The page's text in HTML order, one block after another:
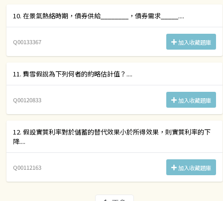
10. 在景氣熱絡時期，債券供給________，債券需求_____....
Q00133367 加入收藏題庫
11. 費雪假說為下列何者的約略估計值？....
Q00120833 加入收藏題庫
12. 假設實質利率對於儲蓄的替代效果小於所得效果，則實質利率的下
降....
Q00112163 加入收藏題庫